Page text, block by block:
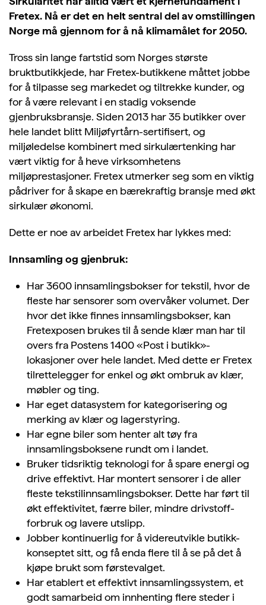
Fretex. Nå er det en helt sentral del av omstillingen
Norge må gjennom for å nå klimamålet for 2050.
Tross sin lange fartstid som Norges største
bruktbutikkjede, har Fretex-butikkene måttet jobbe
for å tilpasse seg markedet og tiltrekke kunder, og
for å være relevant i en stadig voksende
gjenbruksbransje. Siden 2013 har 35 butikker over
hele landet blitt Miljøfyrtårn-sertifisert, og
miljøledelse kombinert med sirkulærtenking har
vært viktig for å heve virksomhetens
miljøprestasjoner. Fretex utmerker seg som en viktig
pådriver for å skape en bærekraftig bransje med økt
sirkulær økonomi.
Dette er noe av arbeidet Fretex har lykkes med:
Innsamling og gjenbruk:
Har 3600 innsamlingsbokser for tekstil, hvor de
fleste har sensorer som overvåker volumet. Der
hvor det ikke finnes innsamlingsbokser, kan
Fretexposen brukes til å sende klær man har til
overs fra Postens 1400 «Post i butikk»-
lokasjoner over hele landet. Med dette er Fretex
tilrettelegger for enkel og økt ombruk av klær,
møbler og ting.
Har eget datasystem for kategorisering og
merking av klær og lagerstyring.
Har egne biler som henter alt tøy fra
innsamlingsboksene rundt om i landet.
Bruker tidsriktig teknologi for å spare energi og
drive effektivt. Har montert sensorer i de aller
fleste tekstilinnsamlingsbokser. Dette har ført til
økt effektivitet, færre biler, mindre drivstoff-
forbruk og lavere utslipp.
Jobber kontinuerlig for å videreutvikle butikk-
konseptet sitt, og få enda flere til å se på det å
kjøpe brukt som førstevalget.
Har etablert et effektivt innsamlingssystem, et
godt samarbeid om innhenting flere steder i